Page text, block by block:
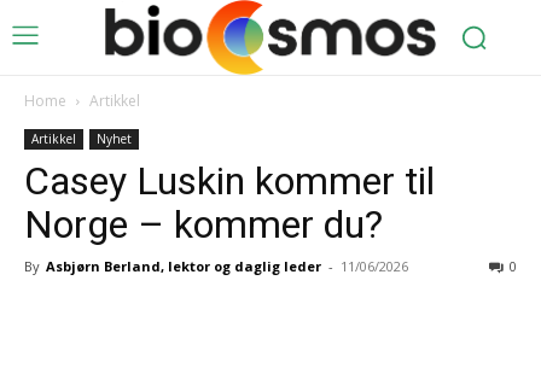
Home Artikkel
Artikkel Nyhet
Casey Luskin kommer til
Norge – kommer du?
By Asbjørn Berland, lektor og daglig leder - 11/06/2026 0